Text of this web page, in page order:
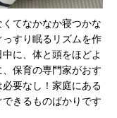
てなかなか寝つかな
すり眠るリズムを作
に、体と頭をほどよ
保育の専門家がおす
要なし！家庭にある
きるものばかりです